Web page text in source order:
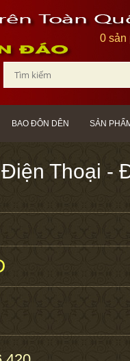
0 sản
BAO ĐÔN DÊN SẢN
Thoại -